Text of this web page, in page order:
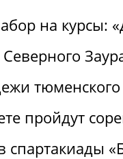
на курсы:
пройдут